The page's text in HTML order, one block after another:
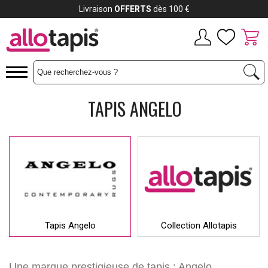
TAPIS ANGELO
Tapis Angelo Collection Allotapis
Payez jusqu'à12x